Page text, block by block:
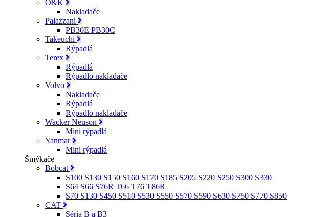
O&K
Nakladače
Palazzani
PB30E PB30C
Takeuchi
Rýpadlá
Terex
Rýpadlá
Rýpadlo nakladače
Volvo
Nakladače
Rýpadlá
Rýpadlo nakladače
Wacker Neuson
Mini rýpadlá
Yanmar
Mini rýpadlá
Šmýkače
Bobcat
S100 S130 S150 S160 S170 S185 S205 S220 S250 S300 S330
S64 S66 S76R T66 T76 T86R
S70 S130 S450 S510 S530 S550 S570 S590 S630 S750 S770 S850
CAT
Séria B a B3